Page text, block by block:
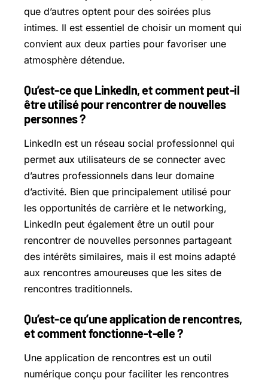
que d’autres optent pour des soirées plus
intimes. Il est essentiel de choisir un moment qui
convient aux deux parties pour favoriser une
atmosphère détendue.
Qu’est-ce que LinkedIn, et comment peut-il
être utilisé pour rencontrer de nouvelles
personnes ?
LinkedIn est un réseau social professionnel qui
permet aux utilisateurs de se connecter avec
d’autres professionnels dans leur domaine
d’activité. Bien que principalement utilisé pour
les opportunités de carrière et le networking,
LinkedIn peut également être un outil pour
rencontrer de nouvelles personnes partageant
des intérêts similaires, mais il est moins adapté
aux rencontres amoureuses que les sites de
rencontres traditionnels.
Qu’est-ce qu’une application de rencontres,
et comment fonctionne-t-elle ?
Une application de rencontres est un outil
numérique conçu pour faciliter les rencontres